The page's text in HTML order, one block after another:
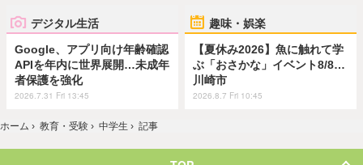
デジタル生活
Google、アプリ向け年齢確認
APIを年内に世界展開…未成年
者保護を強化
2026.7.31 Fri 13:45
趣味・娯楽
【夏休み2026】魚に触れて学
ぶ「おさかな」イベント8/8…
川崎市
2026.8.7 Fri 10:45
ホーム › 教育・受験 › 中学生 › 記事